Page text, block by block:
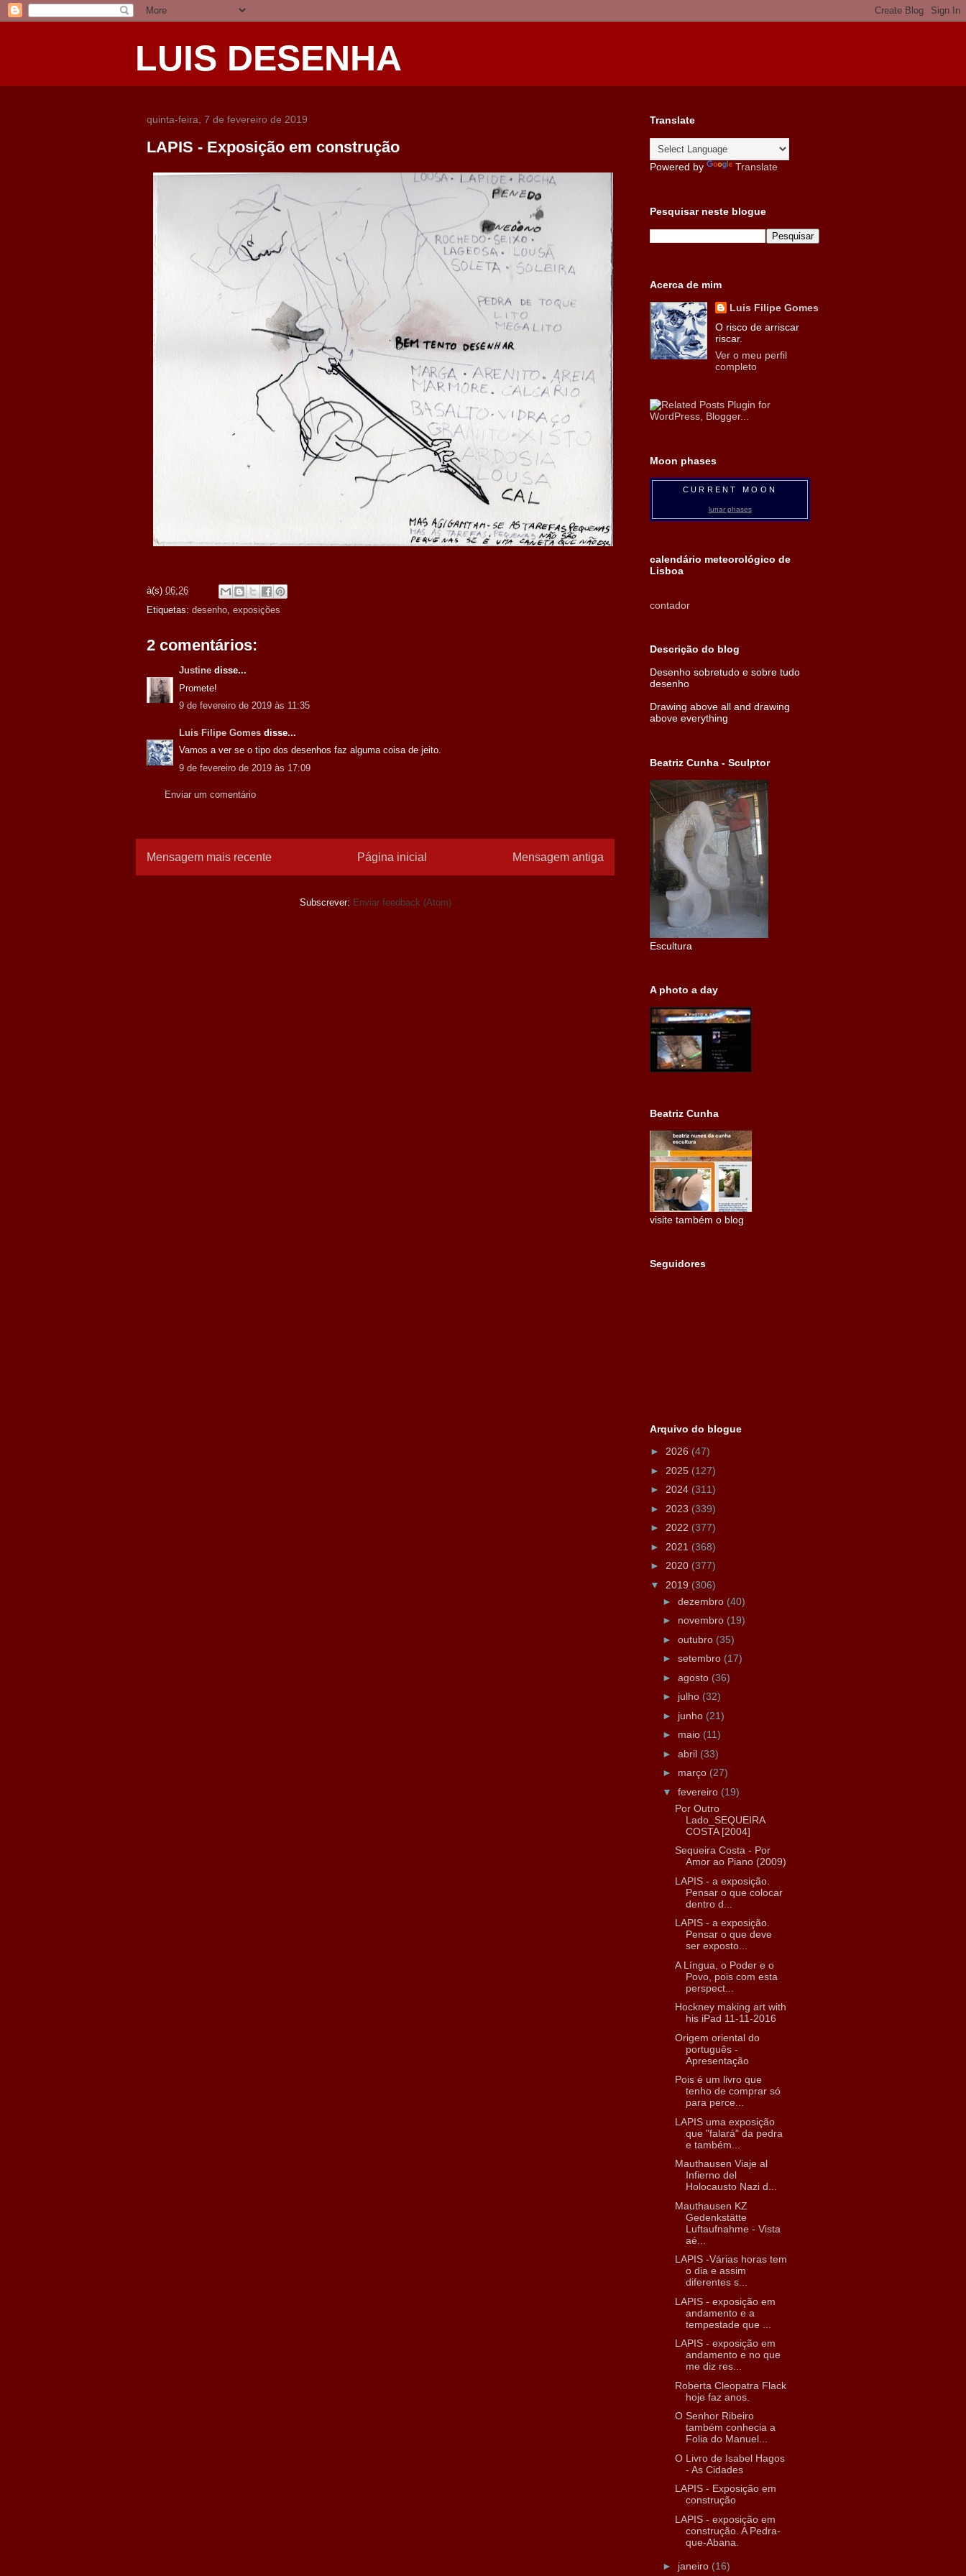
LUIS DESENHA
quinta-feira, 7 de fevereiro de 2019
LAPIS - Exposição em construção
à(s) 06:26
Etiquetas: desenho, exposições
2 comentários:
Justine disse...
Promete!
9 de fevereiro de 2019 às 11:35
Luis Filipe Gomes disse...
Vamos a ver se o tipo dos desenhos faz alguma coisa de jeito.
9 de fevereiro de 2019 às 17:09
Enviar um comentário
Mensagem mais recente Mensagem antiga
Página inicial
Subscrever: Enviar feedback (Atom)
Translate
Powered by Translate
Pesquisar neste blogue
Acerca de mim
Luis Filipe Gomes
O risco de arriscar
riscar.
Ver o meu perfil
completo
Moon phases
CURRENT MOON
lunar phases
calendário meteorológico de
Lisboa
contador
Descrição do blog
Desenho sobretudo e sobre tudo
desenho
Drawing above all and drawing
above everything
Beatriz Cunha - Sculptor
Escultura
A photo a day
Beatriz Cunha
visite também o blog
Seguidores
Arquivo do blogue
► 2026 (47)
► 2025 (127)
► 2024 (311)
► 2023 (339)
► 2022 (377)
► 2021 (368)
► 2020 (377)
▼ 2019 (306)
► dezembro (40)
► novembro (19)
► outubro (35)
► setembro (17)
► agosto (36)
► julho (32)
► junho (21)
► maio (11)
► abril (33)
► março (27)
▼ fevereiro (19)
Por Outro
Lado_SEQUEIRA
COSTA [2004]
Sequeira Costa - Por
Amor ao Piano (2009)
LAPIS - a exposição.
Pensar o que colocar
dentro d...
LAPIS - a exposição.
Pensar o que deve
ser exposto...
A Língua, o Poder e o
Povo, pois com esta
perspect...
Hockney making art with
his iPad 11-11-2016
Origem oriental do
português -
Apresentação
Pois é um livro que
tenho de comprar só
para perce...
LAPIS uma exposição
que "falará" da pedra
e também...
Mauthausen Viaje al
Infierno del
Holocausto Nazi d...
Mauthausen KZ
Gedenkstätte
Luftaufnahme - Vista
aé...
LAPIS -Várias horas tem
o dia e assim
diferentes s...
LAPIS - exposição em
andamento e a
tempestade que ...
LAPIS - exposição em
andamento e no que
me diz res...
Roberta Cleopatra Flack
hoje faz anos.
O Senhor Ribeiro
também conhecia a
Folia do Manuel...
O Livro de Isabel Hagos
- As Cidades
LAPIS - Exposição em
construção
LAPIS - exposição em
construção. A Pedra-
que-Abana.
► janeiro (16)